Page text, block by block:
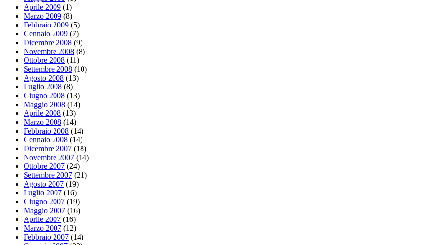
Aprile 2009 (1)
Marzo 2009 (8)
Febbraio 2009 (5)
Gennaio 2009 (7)
Dicembre 2008 (9)
Novembre 2008 (8)
Ottobre 2008 (11)
Settembre 2008 (10)
Agosto 2008 (13)
Luglio 2008 (8)
Giugno 2008 (13)
Maggio 2008 (14)
Aprile 2008 (13)
Marzo 2008 (14)
Febbraio 2008 (14)
Gennaio 2008 (14)
Dicembre 2007 (18)
Novembre 2007 (14)
Ottobre 2007 (24)
Settembre 2007 (21)
Agosto 2007 (19)
Luglio 2007 (16)
Giugno 2007 (19)
Maggio 2007 (16)
Aprile 2007 (16)
Marzo 2007 (12)
Febbraio 2007 (14)